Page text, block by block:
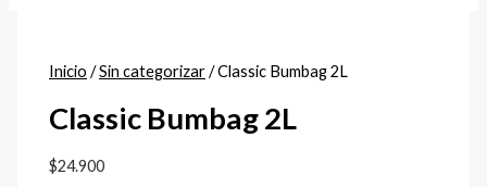
Inicio /Sin categorizar/ Classic Bumbag 2L
Classic Bumbag 2L
$24.900